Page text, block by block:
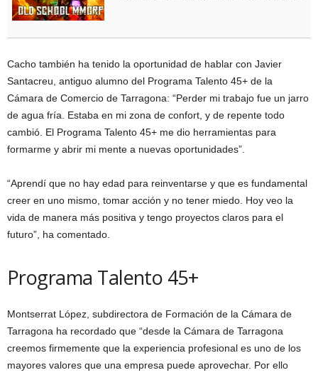
Cacho también ha tenido la oportunidad de hablar con Javier
Santacreu, antiguo alumno del Programa Talento 45+ de la
Cámara de Comercio de Tarragona: “Perder mi trabajo fue un jarro
de agua fría. Estaba en mi zona de confort, y de repente todo
cambió. El Programa Talento 45+ me dio herramientas para
formarme y abrir mi mente a nuevas oportunidades”.
“Aprendí que no hay edad para reinventarse y que es fundamental
creer en uno mismo, tomar acción y no tener miedo. Hoy veo la
vida de manera más positiva y tengo proyectos claros para el
futuro”, ha comentado.
Programa Talento 45+
Montserrat López, subdirectora de Formación de la Cámara de
Tarragona ha recordado que “desde la Cámara de Tarragona
creemos firmemente que la experiencia profesional es uno de los
mayores valores que una empresa puede aprovechar. Por ello